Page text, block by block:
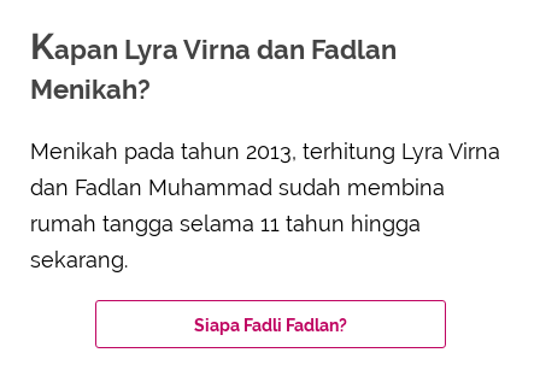
Kapan Lyra Virna dan Fadlan
Menikah?
Menikah pada tahun 2013, terhitung Lyra Virna
dan Fadlan Muhammad sudah membina
rumah tangga selama 11 tahun hingga
sekarang.
Siapa Fadli Fadlan?